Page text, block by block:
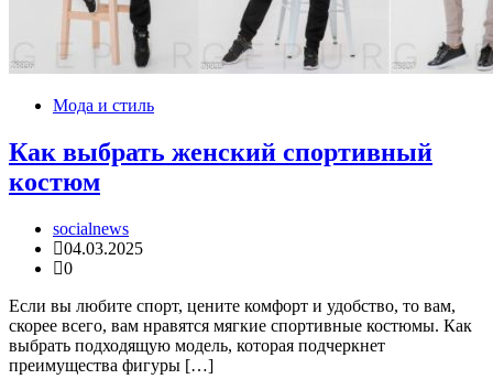
Мода и стиль
Как выбрать женский спортивный
костюм
socialnews
04.03.2025
0
Если вы любите спорт, цените комфорт и удобство, то вам,
скорее всего, вам нравятся мягкие спортивные костюмы. Как
выбрать подходящую модель, которая подчеркнет
преимущества фигуры […]